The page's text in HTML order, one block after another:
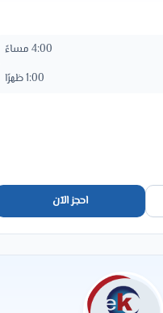
4:00 مساءً
1:00 ظهرًا
احجز الآن